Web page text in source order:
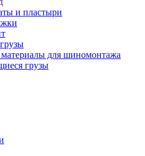
и пластыри
для шиномонтажа
грузы